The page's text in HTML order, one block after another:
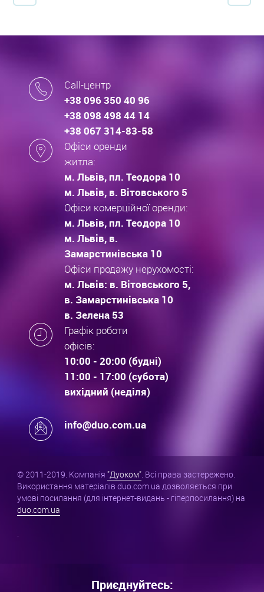
Call-центр
+38 096 350 40 96
+38 098 498 44 14
+38 067 314-83-58
Офіси оренди
житла:
м. Львів, пл. Теодора 10
м. Львів, в. Вітовського 5
Офіси комерційної оренди:
м. Львів, пл. Теодора 10
м. Львів, в.
Замарстинівська 10
Офіси продажу нерухомості:
м. Львів: в. Вітовського 5,
в. Замарстинівська 10
в. Зелена 53
Графік роботи
офісів:
10:00 - 20:00 (будні)
11:00 - 17:00 (субота)
вихідний (неділя)
info@duo.com.ua
© 2011-2019. Компанія "Дуоком". Всі права застережено.
Використання матеріалів duo.com.ua дозволяється при
умові посилання (для інтернет-видань - гіперпосилання) на
duo.com.ua
.
Приєднуйтесь: